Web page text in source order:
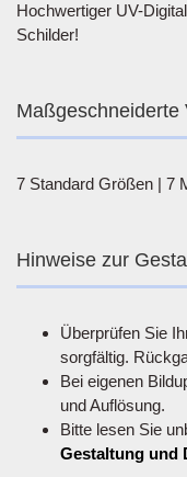
Hochwertiger UV-
Schilder!
Maßgeschneiderte
7 Standard Größen | 7
Hinweise zur
Überprüfen Sie
sorgfältig.
Bei eigenen
und Auflösung.
Bitte lesen Sie
Gestaltung und